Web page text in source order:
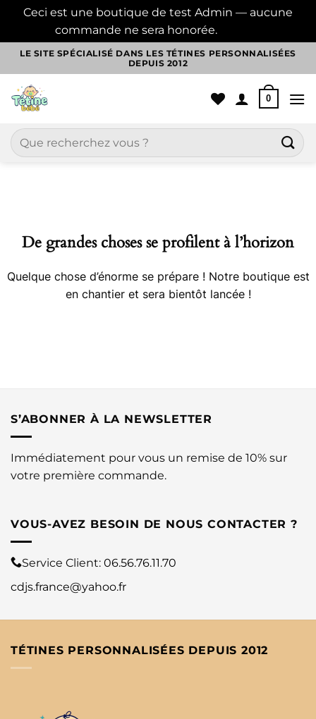
Ceci est une boutique de test Admin — aucune
commande ne sera honorée.
Passer
contenu
LE SITE SPÉCIALISÉ DANS LES TÉTINES PERSONNALISÉES
DEPUIS 2012
0
Recherche
pour :
De grandes choses se profilent à l’horizon
Quelque chose d’énorme se prépare ! Notre boutique est
en chantier et sera bientôt lancée !
S’ABONNER À LA NEWSLETTER
Immédiatement pour vous un remise de 10% sur
votre première commande.
VOUS-AVEZ BESOIN DE NOUS CONTACTER ?
Service Client: 06.56.76.11.70
cdjs.france@yahoo.fr
TÉTINES PERSONNALISÉES DEPUIS 2012